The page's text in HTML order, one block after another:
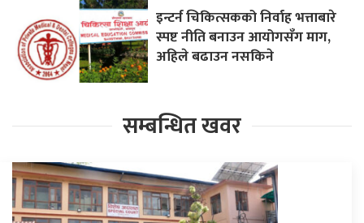
इन्टर्न चिकित्सकको निर्वाह भत्ताबारे
स्पष्ट नीति बनाउन आयोगसँग माग,
अहिले बढाउन नसकिने
सम्बन्धित खवर